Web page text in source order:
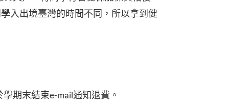
入出境臺灣的時間不同，所以拿到健
期末結束e-mail通知退費。